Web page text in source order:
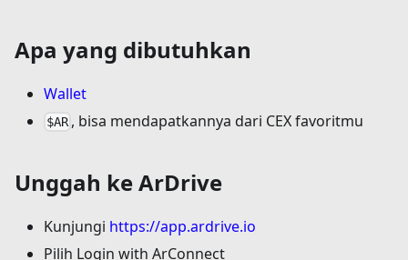
Apa yang dibutuhkan
Wallet
$AR , bisa mendapatkannya dari CEX favoritmu
Unggah ke ArDrive
Kunjungi https://app.ardrive.io
Pilih Login with ArConnect